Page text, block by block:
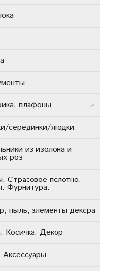
плафоны
серединки/ягодки
из изолона и
роз
Стразовое полотно.
Фурнитура.
пыль, элементы декора
Косичка. Декор
Аксессуары